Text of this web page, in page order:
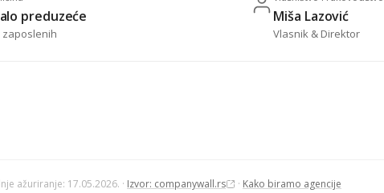
preduzeće
zaposlenih
Miša Lazović
Vlasnik & Direktor
ažuriranje: 17.05.2026. · Izvor: companywall.rs · Kako biramo agencije